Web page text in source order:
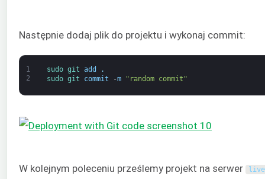
Następnie dodaj plik do projektu i wykonaj commit:
1
2
sudo git add
.
sudo git commit -m "random commit"
W kolejnym poleceniu prześlemy projekt na serwer live